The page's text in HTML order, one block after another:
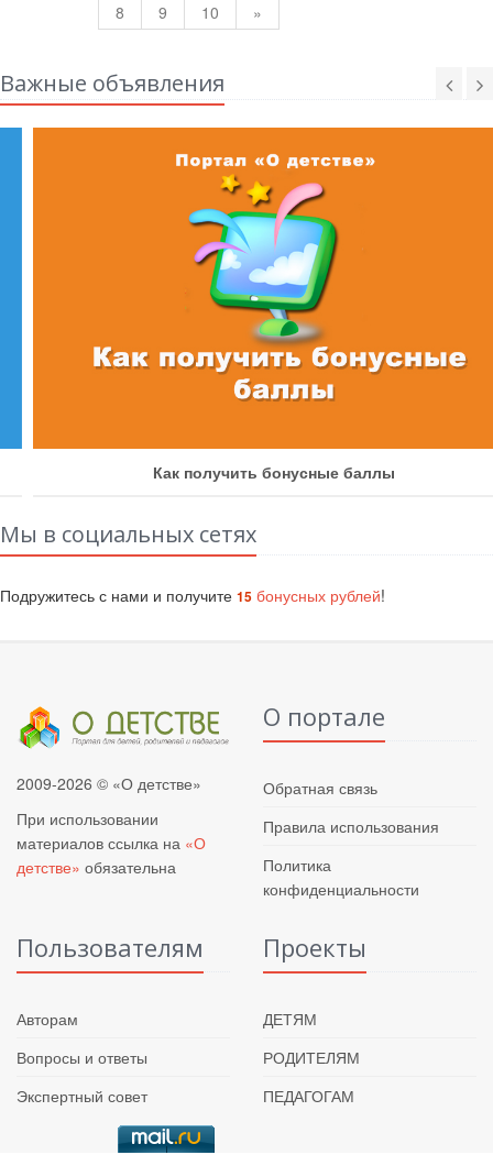
8
9 10 »
Важные объявления
Как получить бонусные баллы
Мы в социальных сетях
Подружитесь с нами и получите 15 бонусных рублей!
2009-2026 © «О детстве»
При использовании
материалов ссылка на «О
детстве» обязательна
О портале
Обратная связь
Правила использования
Политика
конфиденциальности
Пользователям
Авторам
Вопросы и ответы
Экспертный совет
Проекты
ДЕТЯМ
РОДИТЕЛЯМ
ПЕДАГОГАМ